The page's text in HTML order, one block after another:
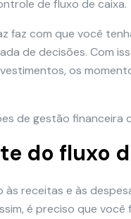
de fluxo de caixa.
faz com que você
de decisões. Com
os
de gestão financeira
do fluxo
às receitas e às
é preciso que